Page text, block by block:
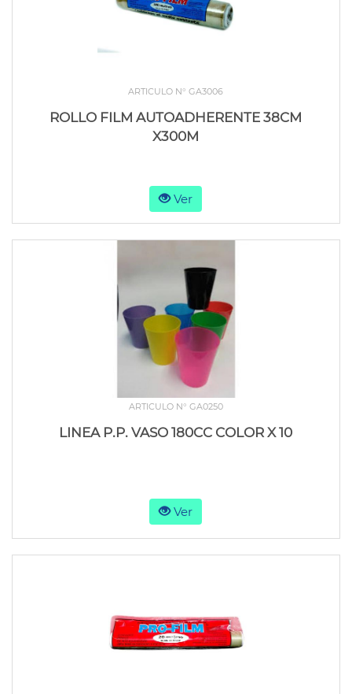
ARTICULO N° GA3006
ROLLO FILM AUTOADHERENTE 38CM
X300M
Ver
ARTICULO N° GA0250
LINEA P.P. VASO 180CC COLOR X 10
Ver